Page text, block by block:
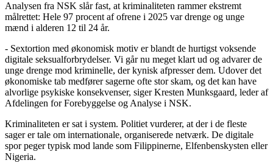
Analysen fra NSK slår fast, at kriminaliteten rammer ekstremt
målrettet: Hele 97 procent af ofrene i 2025 var drenge og unge
mænd i alderen 12 til 24 år.
- Sextortion med økonomisk motiv er blandt de hurtigst voksende
digitale seksualforbrydelser. Vi går nu meget klart ud og advarer de
unge drenge mod kriminelle, der kynisk afpresser dem. Udover det
økonomiske tab medfører sagerne ofte stor skam, og det kan have
alvorlige psykiske konsekvenser, siger Kresten Munksgaard, leder af
Afdelingen for Forebyggelse og Analyse i NSK.
Kriminaliteten er sat i system. Politiet vurderer, at der i de fleste
sager er tale om internationale, organiserede netværk. De digitale
spor peger typisk mod lande som Filippinerne, Elfenbenskysten eller
Nigeria.